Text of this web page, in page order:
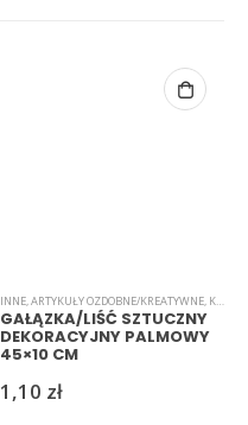
INNE,ARTYKUŁY OZDOBNE/KREATYWNE, KWIATKI
GAŁĄZKA/LIŚĆ SZTUCZNY
DEKORACYJNY PALMOWY
45×10 CM
1,10 zł